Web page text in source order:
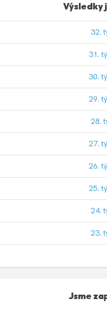
Výsledky
32.
31.
30.
29.
28.
27.
26.
25.
24.
23.
Jsme